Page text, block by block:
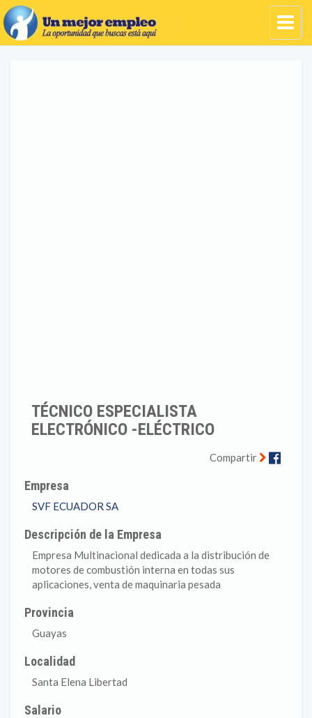
TÉCNICO ESPECIALISTA
ELECTRÓNICO -ELÉCTRICO
Compartir
Empresa
SVF ECUADOR SA
Descripción de la Empresa
Empresa Multinacional dedicada a la distribución de
motores de combustión interna en todas sus
aplicaciones, venta de maquinaria pesada
Provincia
Guayas
Localidad
Santa Elena Libertad
Salario